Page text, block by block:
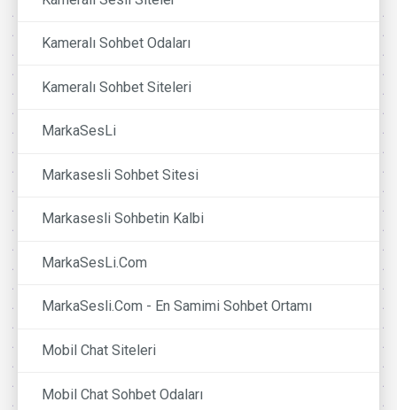
Kameralı Sohbet Odaları
Kameralı Sohbet Siteleri
MarkaSesLi
Markasesli Sohbet Sitesi
Markasesli Sohbetin Kalbi
MarkaSesLi.Com
MarkaSesli.Com - En Samimi Sohbet Ortamı
Mobil Chat Siteleri
Mobil Chat Sohbet Odaları